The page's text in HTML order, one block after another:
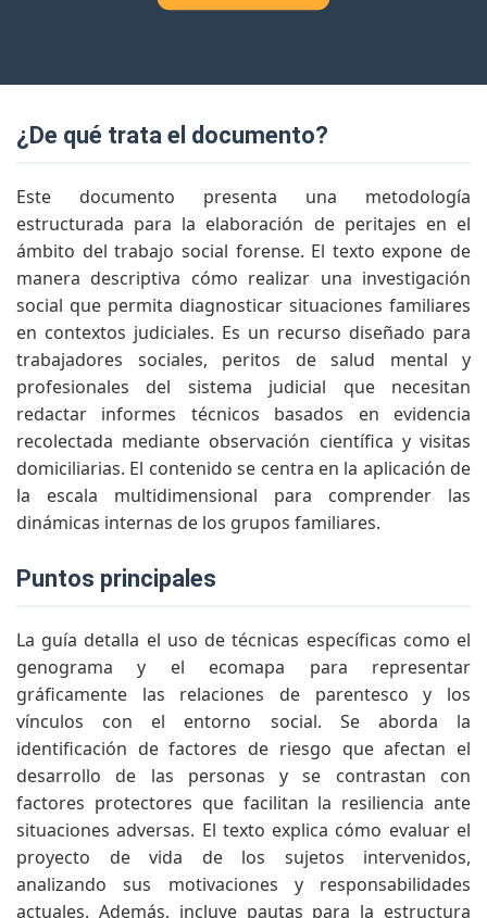
¿de qué trata el documento?
Este documento presenta una metodología
estructurada para la elaboración de peritajes en el
ámbito del trabajo social forense. El texto expone de
manera descriptiva cómo realizar una investigación
social que permita diagnosticar situaciones familiares
en contextos judiciales. Es un recurso diseñado para
trabajadores sociales, peritos de salud mental y
profesionales del sistema judicial que necesitan
redactar informes técnicos basados en evidencia
recolectada mediante observación científica y visitas
domiciliarias. El contenido se centra en la aplicación de
la escala multidimensional para comprender las
dinámicas internas de los grupos familiares.
puntos principales
La guía detalla el uso de técnicas específicas como el
genograma y el ecomapa para representar
gráficamente las relaciones de parentesco y los
vínculos con el entorno social. Se aborda la
identificación de factores de riesgo que afectan el
desarrollo de las personas y se contrastan con
factores protectores que facilitan la resiliencia ante
situaciones adversas. El texto explica cómo evaluar el
proyecto de vida de los sujetos intervenidos,
analizando sus motivaciones y responsabilidades
actuales. Además, incluye pautas para la estructura